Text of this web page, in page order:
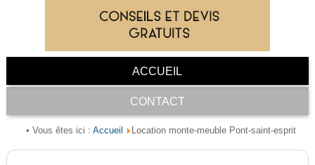
ACCUEIL
CONTACT
• Vous êtes ici : Accueil Location monte-meuble Pont-saint-esprit